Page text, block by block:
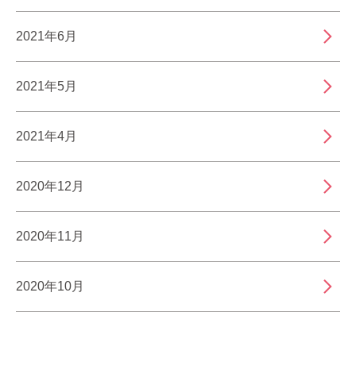
2021年6月
2021年5月
2021年4月
2020年12月
2020年11月
2020年10月